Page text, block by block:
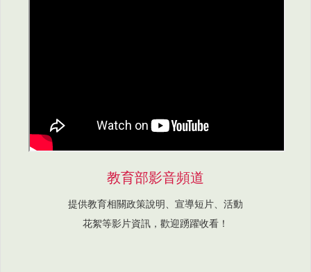
教育部影音頻道
提供教育相關政策說明、宣導短片、活動
花絮等影片資訊，歡迎踴躍收看！